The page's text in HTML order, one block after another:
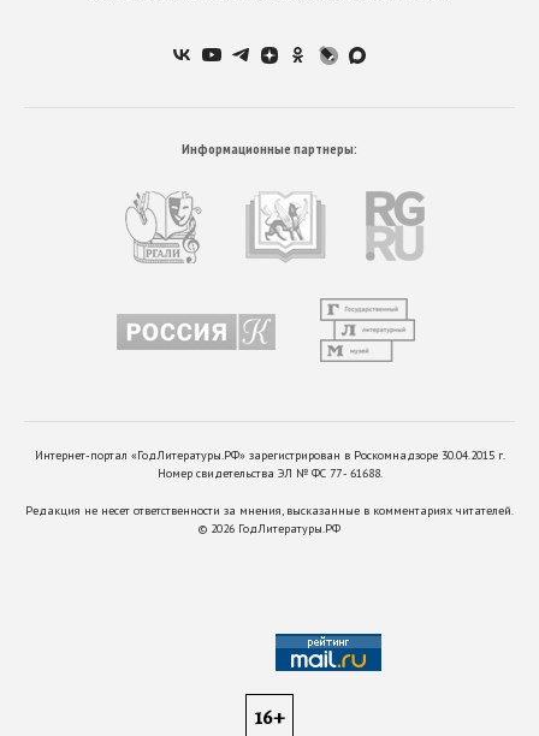
Информационные партнеры:
Интернет-портал «ГодЛитературы.РФ» зарегистрирован в Роскомнадзоре 30.04.2015 г.
Номер свидетельства ЭЛ № ФС 77 - 61688.
Редакция не несет ответственности за мнения, высказанные в комментариях читателей.
© 2026 ГодЛитературы.РФ
16+